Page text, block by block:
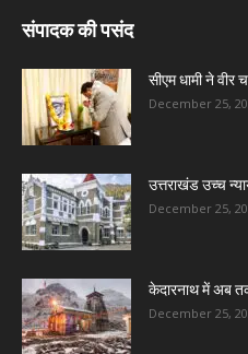
संपादक की पसंद
सीएम धामी ने वीर
December 25,
उत्तराखंड उच्च
December 25,
केदारनाथ में अब तक
December 25,